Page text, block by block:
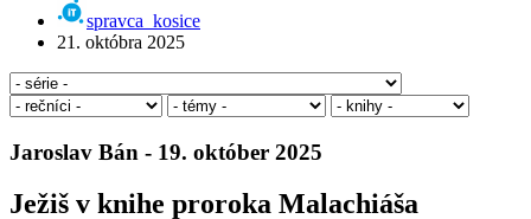
spravca_kosice
21. októbra 2025
Jaroslav Bán - 19. október 2025
Ježiš v knihe proroka Malachiáša